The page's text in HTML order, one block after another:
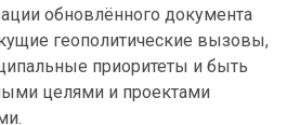
обновлённого документа
геополитические вызовы,
приоритеты и быть
целями и проектами